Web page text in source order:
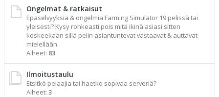
Ongelmat & ratkaisut
Epäselvyyksiä & ongelmia Farming Simulator 19 pelissä tai
yleisesti? Kysy rohkeasti pois mitä ikinä asiasi sitten
koskeekaan sillä pelin asiantuntevat vastaavat & auttavat
mielellään.
Aiheet: 83
Ilmoitustaulu
Etsitkö pelaajia tai haetko sopivaa serveriä?
Aiheet: 3